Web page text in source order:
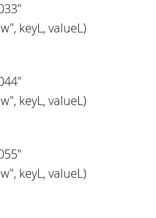
keyL, valueL)
keyL, valueL)
keyL, valueL)